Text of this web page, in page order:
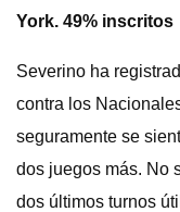
York. 49% inscritos
Severino ha
contra los
seguramente se
dos juegos más. No
dos últimos turnos